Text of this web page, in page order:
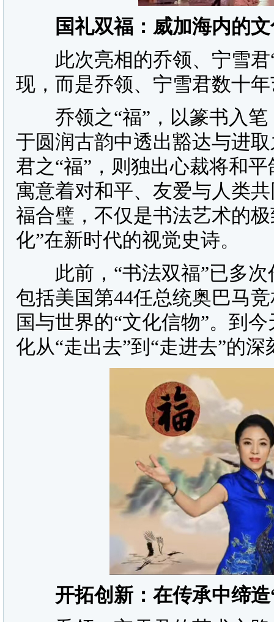
国礼双福：威加海内的文
此次亮相的乔领、宁雪君“
现，而是乔领、宁雪君数十
乔领之“福”，以篆书入笔
于圆润古韵中透出豁达与进
君之“福”，则独出心裁将和
寓意着对和平、友爱与人类
福合璧，不仅是书法艺术的
化”在新时代的视觉史诗。
此前，“书法双福”已多次
包括美国第44任总统奥巴马
国与世界的“文化信物”。到
化从“走出去”到“走进去”的深
开拓创新：在传承中缔造